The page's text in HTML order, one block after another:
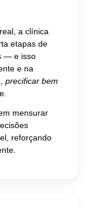
a clínica
etapas de
— e isso
e na
precificar bem
mensurar
reforçando